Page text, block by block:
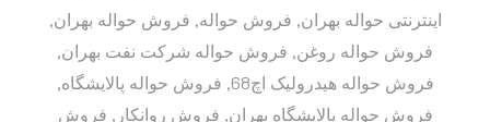
اینترنتی حواله بهران, فروش حواله, فروش حواله بهران,
فروش حواله روغن, فروش حواله شرکت نفت بهران,
فروش حواله هیدرولیک اچ68
, فروش حواله پالایشگاه,
فروش حواله پالایشگاه بهران, فروش روانکار , فروش